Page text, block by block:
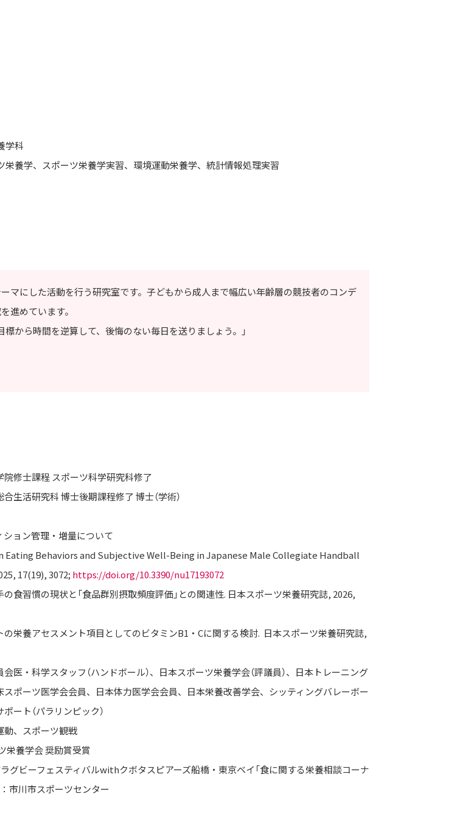
学科
栄養学、スポーツ栄養学実習、環境運動栄養学、統計情報処理実習
マにした活動を行う研究室です。子どもから成人まで幅広い年齢層の競技者のコンデ
進めています。
標から時間を逆算して、後悔のない毎日を送りましょう。」
院修士課程 スポーツ科学研究科修了
生活研究科 博士後期課程修了 博士（学術）
ション管理・増量について
Eating Behaviors and Subjective Well-Being in Japanese Male Collegiate Handball
17(19), 3072; https://doi.org/10.3390/nu17193072
食習慣の現状と「食品群別摂取頻度評価」との関連性. 日本スポーツ栄養研究誌, 2026,
の栄養アセスメント項目としてのビタミンB1・Cに関する検討. 日本スポーツ栄養研究誌,
医・科学スタッフ（ハンドボール）、日本スポーツ栄養学会（評議員）、日本トレーニング
ポーツ医学会会員、日本体力医学会会員、日本栄養改善学会、シッティングバレーボー
ート（パラリンピック）
動、スポーツ観戦
栄養学会 奨励賞受賞
グビーフェスティバルwithクボタスピアーズ船橋・東京ベイ「食に関する栄養相談コーナ
市川市スポーツセンター